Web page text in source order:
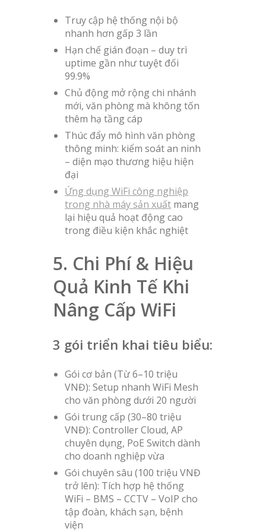
Truy cập hệ thống nội bộ
nhanh hơn gấp 3 lần
Hạn chế gián đoạn – duy trì
uptime gần như tuyệt đối
99.9%
Chủ động mở rộng chi nhánh
mới, văn phòng mà không tốn
thêm hạ tầng cáp
Thúc đẩy mô hình văn phòng
thông minh: kiểm soát an ninh
– diện mạo thương hiệu hiện
đại
Ứng dụng WiFi công nghiệp
trong nhà máy sản xuất mang
lại hiệu quả hoạt động cao
trong điều kiện khắc nghiệt
5. Chi Phí & Hiệu
Quả Kinh Tế Khi
Nâng Cấp WiFi
3 gói triển khai tiêu biểu:
Gói cơ bản (Từ 6–10 triệu
VNĐ): Setup nhanh WiFi Mesh
cho văn phòng dưới 20 người
Gói trung cấp (30–80 triệu
VNĐ): Controller Cloud, AP
chuyên dụng, PoE Switch dành
cho doanh nghiệp vừa
Gói chuyên sâu (100 triệu VNĐ
trở lên): Tích hợp hệ thống
WiFi – BMS – CCTV – VoIP cho
tập đoàn, khách sạn, bệnh
viện